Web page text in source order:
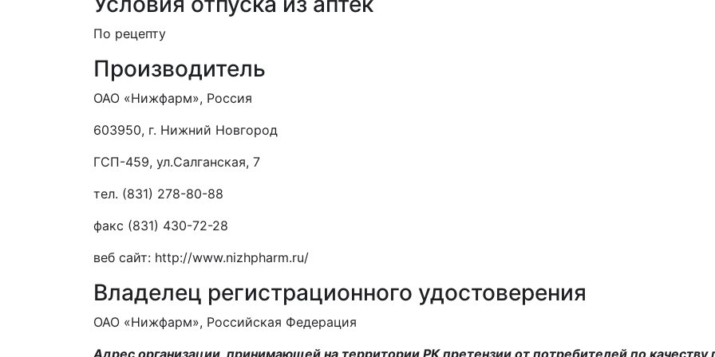
По рецепту
Производитель
ОАО «Нижфарм», Россия
603950, г. Нижний Новгород
ГСП-459, ул.Салганская, 7
тел. (831) 278-80-88
факс (831) 430-72-28
веб сайт: http://www.nizhpharm.ru/
Владелец регистрационного удостоверения
ОАО «Нижфарм», Российская Федерация
Адрес организации, принимающей на территории РК претензии от потребителей по качеству